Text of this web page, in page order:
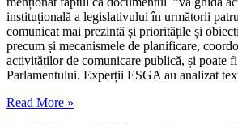
instituțională a legislativului în următorii
comunicat mai prezintă și prioritățile și
precum și mecanismele de planificare,
activităților de comunicare publică, și poate
Parlamentului. Experții ESGA au analizat
Read More »